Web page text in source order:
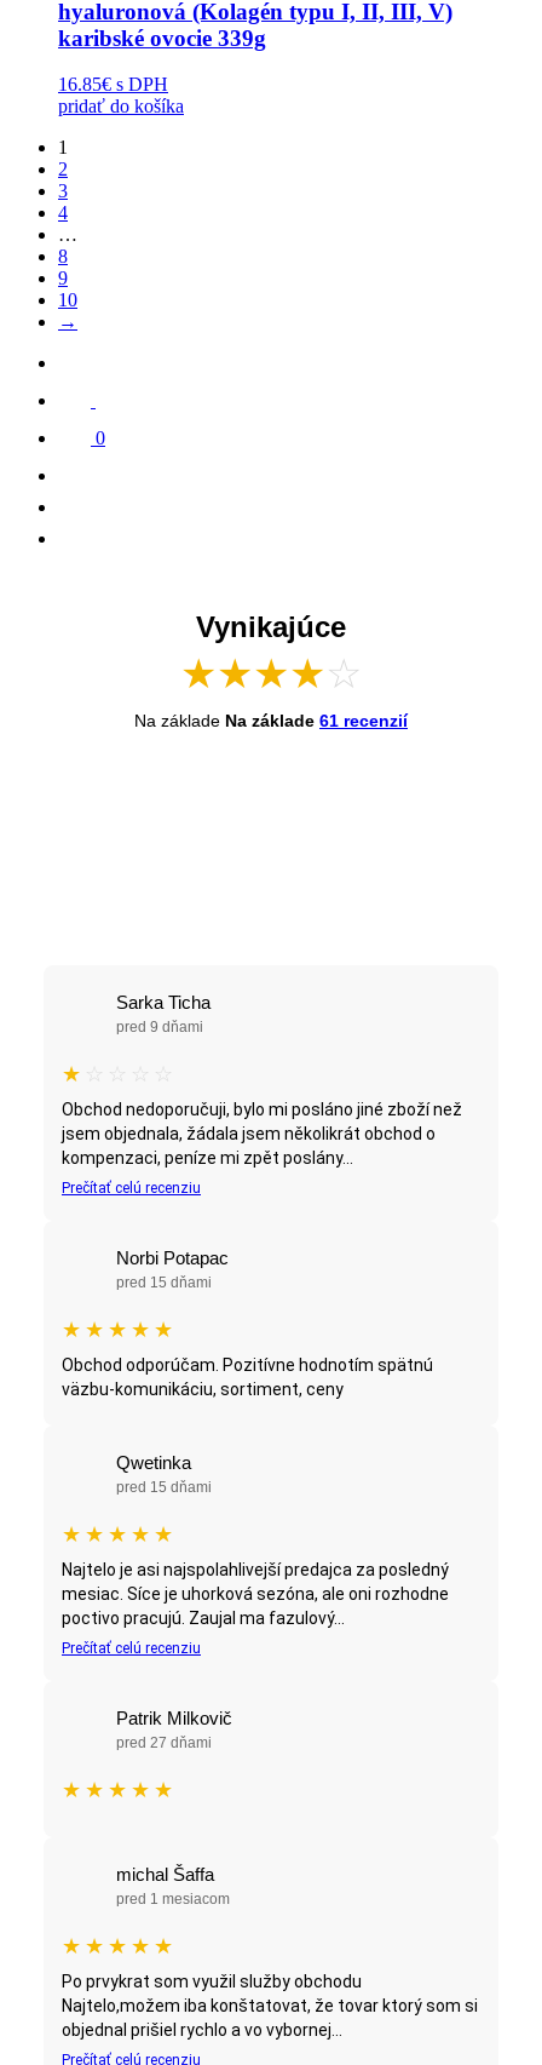
hyaluronová (Kolagén typu I, II, III, V)
karibské ovocie 339g
16.85€ s DPH
pridať do košíka
1
2
3
4
…
8
9
10
→
0
Vynikajúce
★★★★☆
Na základe Na základe 61 recenzií
Sarka Ticha
pred 9 dňami
★ ☆ ☆ ☆ ☆
Obchod nedoporučuji, bylo mi posláno jiné zboží než
jsem objednala, žádala jsem několikrát obchod o
kompenzaci, peníze mi zpět poslány...
Prečítať celú recenziu
Norbi Potapac
pred 15 dňami
★ ★ ★ ★ ★
Obchod odporúčam. Pozitívne hodnotím spätnú
väzbu-komunikáciu, sortiment, ceny
Qwetinka
pred 15 dňami
★ ★ ★ ★ ★
Najtelo je asi najspolahlivejší predajca za posledný
mesiac. Síce je uhorková sezóna, ale oni rozhodne
poctivo pracujú. Zaujal ma fazulový...
Prečítať celú recenziu
Patrik Milkovič
pred 27 dňami
★ ★ ★ ★ ★
michal Šaffa
pred 1 mesiacom
★ ★ ★ ★ ★
Po prvykrat som využil služby obchodu
Najtelo,možem iba konštatovat, že tovar ktorý som si
objednal prišiel rychlo a vo vybornej...
Prečítať celú recenziu